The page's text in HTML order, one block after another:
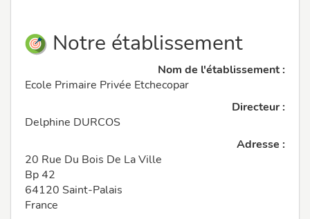
Notre établissement
Nom de l'établissement :
Ecole Primaire Privée Etchecopar
Directeur :
Delphine DURCOS
Adresse :
20 Rue Du Bois De La Ville
Bp 42
64120 Saint-Palais
France